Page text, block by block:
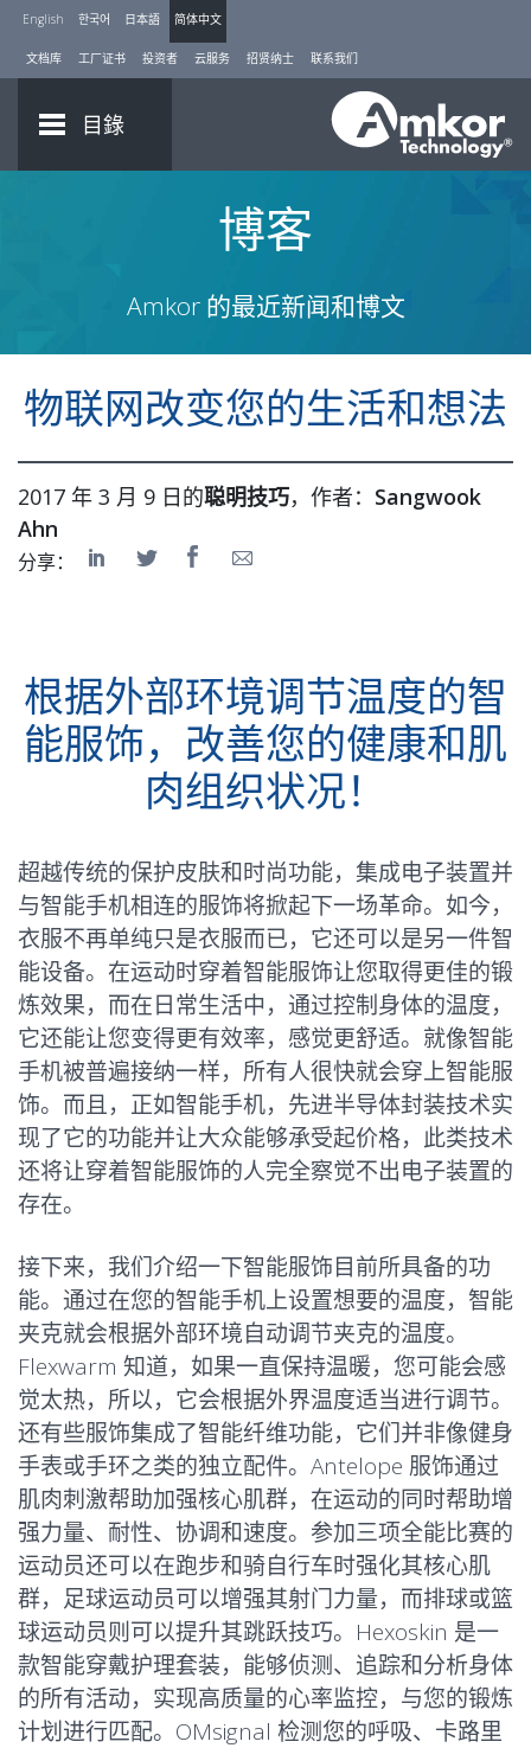
English 한국어 日本語 简体中文
文档库 工厂证书 投资者 云服务 招贤纳士 联系我们
目錄
博客
Amkor 的最近新闻和博文
物联网改变您的生活和想法
2017 年 3 月 9 日的聪明技巧，作者： Sangwook
Ahn
分享：
根据外部环境调节温度的智
能服饰，改善您的健康和肌
肉组织状况！
超越传统的保护皮肤和时尚功能，集成电子装置并
与智能手机相连的服饰将掀起下一场革命。如今，
衣服不再单纯只是衣服而已，它还可以是另一件智
能设备。在运动时穿着智能服饰让您取得更佳的锻
炼效果，而在日常生活中，通过控制身体的温度，
它还能让您变得更有效率，感觉更舒适。就像智能
手机被普遍接纳一样，所有人很快就会穿上智能服
饰。而且，正如智能手机，先进半导体封装技术实
现了它的功能并让大众能够承受起价格，此类技术
还将让穿着智能服饰的人完全察觉不出电子装置的
存在。
接下来，我们介绍一下智能服饰目前所具备的功
能。通过在您的智能手机上设置想要的温度，智能
夹克就会根据外部环境自动调节夹克的温度。
Flexwarm 知道，如果一直保持温暖，您可能会感
觉太热，所以，它会根据外界温度适当进行调节。
还有些服饰集成了智能纤维功能，它们并非像健身
手表或手环之类的独立配件。Antelope 服饰通过
肌肉刺激帮助加强核心肌群，在运动的同时帮助增
强力量、耐性、协调和速度。参加三项全能比赛的
运动员还可以在跑步和骑自行车时强化其核心肌
群，足球运动员可以增强其射门力量，而排球或篮
球运动员则可以提升其跳跃技巧。Hexoskin 是一
款智能穿戴护理套装，能够侦测、追踪和分析身体
的所有活动，实现高质量的心率监控，与您的锻炼
计划进行匹配。OMsignal 检测您的呼吸、卡路里